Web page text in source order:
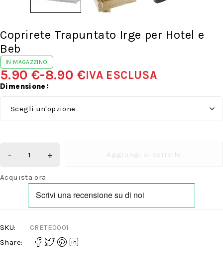
Coprirete Trapuntato Irge per Hotel e
Beb
IN MAGAZZINO
5.90 €-8.90 €IVA ESCLUSA
Dimensione
Aggiungi al carrello
Acquista ora
SKU:
CRETE0001
Share: